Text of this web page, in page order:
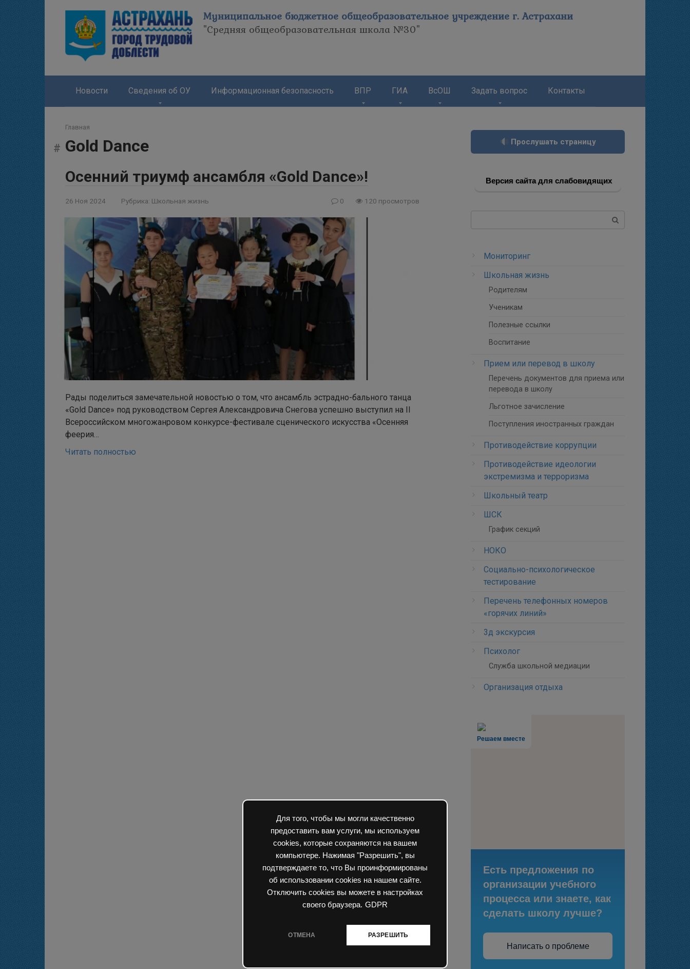
Для того, чтобы мы могли качественно
предоставить вам услуги, мы используем
cookies, которые сохраняются на вашем
компьютере. Нажимая "Разрешить", вы
подтверждаете то, что Вы проинформированы
об использовании cookies на нашем сайте.
Отключить cookies вы можете в настройках
своего браузера. GDPR
ОТМЕНА РАЗРЕШИТЬ
Муниципальное бюджетное общеобразовательное учреждение г. Астрахани
"Средняя общеобразовательная школа №30"
Новости Сведения об ОУ Информационная безопасность ВПР ГИА ВсОШ Задать вопрос Контакты
Главная
Gold Dance
Осенний триумф ансамбля «Gold Dance»!
26 Ноя 2024 Рубрика: Школьная жизнь 0 120 просмотров
Рады поделиться замечательной новостью о том, что ансамбль эстрадно-бального танца
«Gold Dance» под руководством Сергея Александровича Снегова успешно выступил на II
Всероссийском многожанровом конкурсе-фестивале сценического искусства «Осенняя
феерия…
Читать полностью
Прослушать страницу
Версия сайта для слабовидящих
Мониторинг
Школьная жизнь
Родителям
Ученикам
Полезные ссылки
Воспитание
Прием или перевод в школу
Перечень документов для приема или
перевода в школу
Льготное зачисление
Поступления иностранных граждан
Противодействие коррупции
Противодействие идеологии
экстремизма и терроризма
Школьный театр
ШСК
График секций
НОКО
Социально-психологическое
тестирование
Перечень телефонных номеров
«горячих линий»
3д экскурсия
Психолог
Служба школьной медиации
Организация отдыха
Решаем вместе
Есть предложения по
организации учебного
процесса или знаете, как
сделать школу лучше?
Написать о проблеме